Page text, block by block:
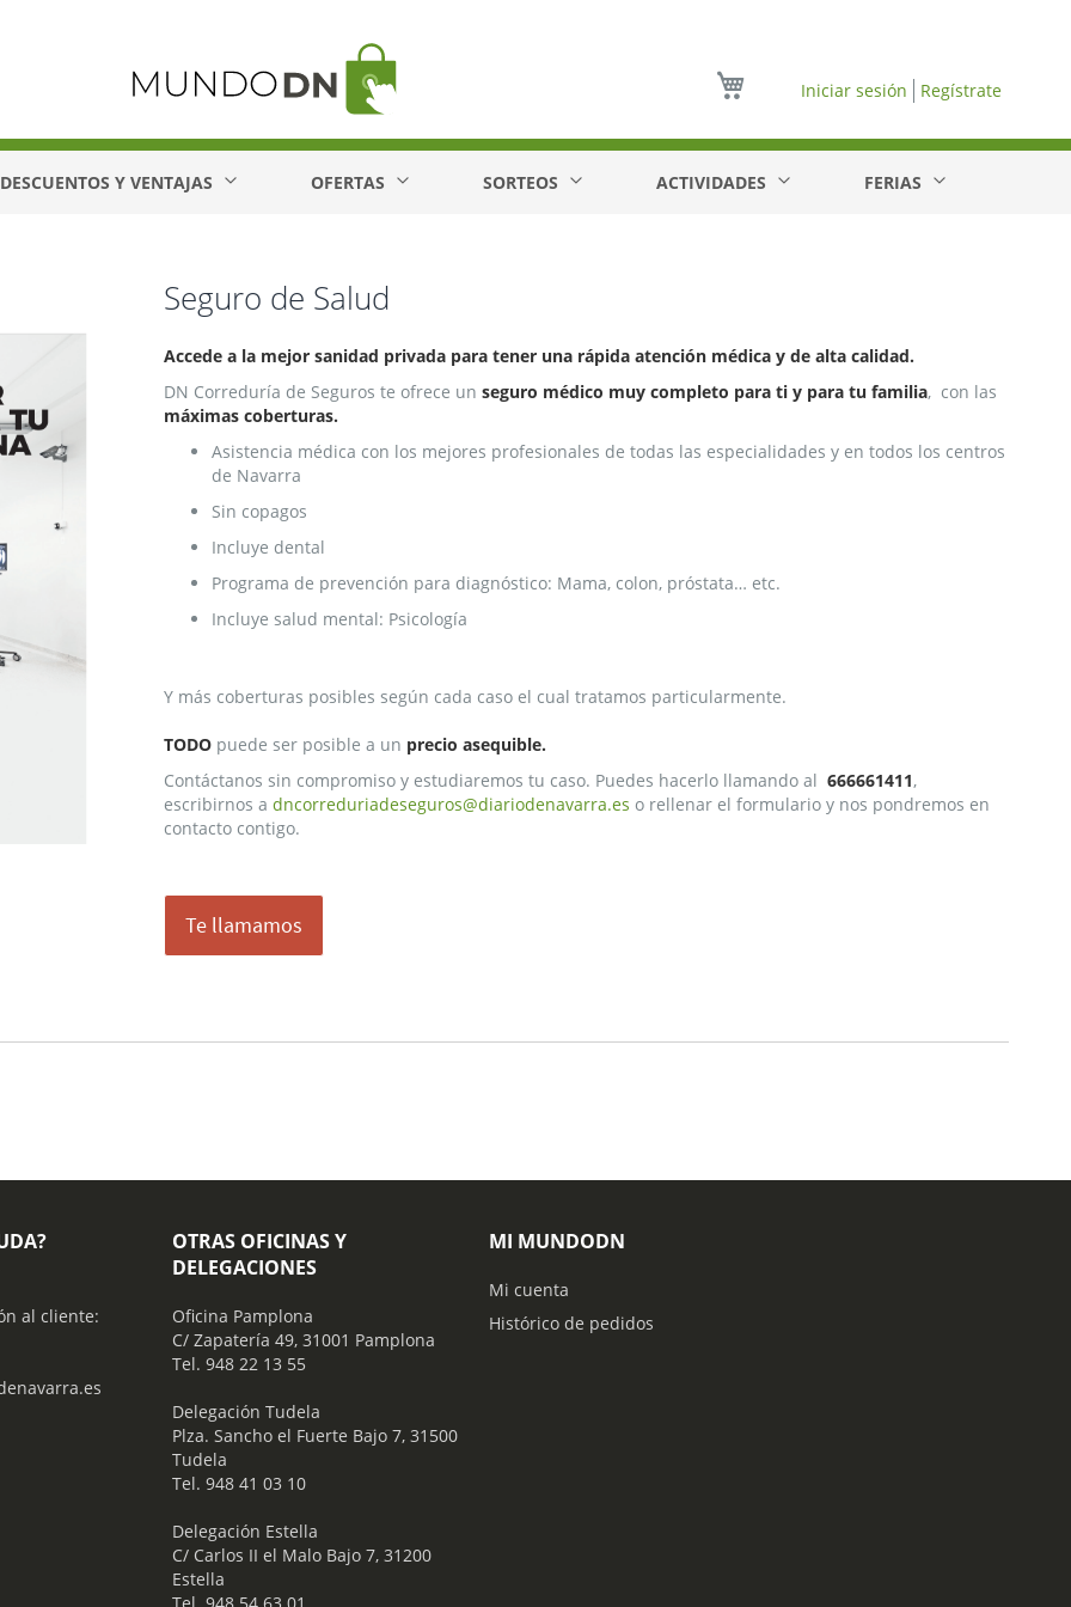
Iniciar sesión Regístrate
DESCUENTOS Y VENTAJAS OFERTAS SORTEOS ACTIVIDADES FERIAS
Seguro de Salud
Accede a la mejor sanidad privada para tener una rápida atención médica y de alta calidad.
DN Correduría de Seguros te ofrece un seguro médico muy completo para ti y para tu familia, con las
máximas coberturas.
Asistencia médica con los mejores profesionales de todas las especialidades y en todos los centros
de Navarra
Sin copagos
Incluye dental
Programa de prevención para diagnóstico: Mama, colon, próstata… etc.
Incluye salud mental: Psicología
Y más coberturas posibles según cada caso el cual tratamos particularmente.
TODO puede ser posible a un precio asequible.
Contáctanos sin compromiso y estudiaremos tu caso. Puedes hacerlo llamando al666661411,
escribirnos adncorreduriadeseguros@diariodenavarra.es o rellenar el formulario y nos pondremos en
contacto contigo.
Te llamamos
al cliente:
OTRAS OFICINAS Y
DELEGACIONES
Oficina Pamplona
C/ Zapatería 49, 31001 Pamplona
Tel. 948 22 13 55
​ Delegación Tudela
Plza. Sancho el Fuerte Bajo 7, 31500
Tudela
Tel. 948 41 03 10
​ Delegación Estella
C/ Carlos II el Malo Bajo 7, 31200
Estella
MI MUNDODN
Mi cuenta
Histórico de pedidos